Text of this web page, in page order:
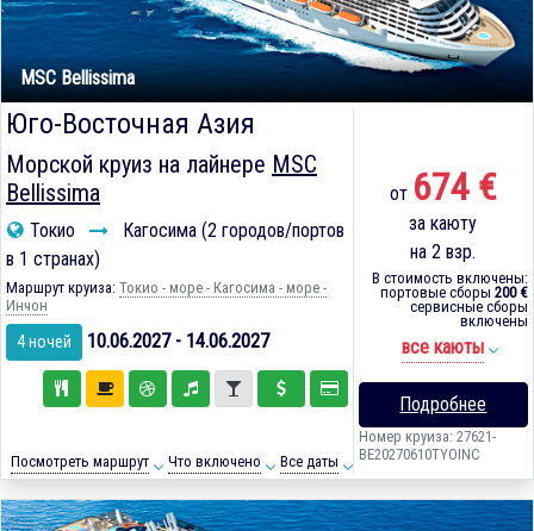
MSC Bellissima
Юго-Восточная Азия
Морской круиз на лайнере MSC
Bellissima
Токио
Кагосима (2 городов/портов
в 1 странах)
Маршрут круиза: Токио - море - Кагосима - море -
Инчон
4 ночей 10.06.2027 - 14.06.2027
Посмотреть маршрут Что включено Все даты
от 674 €
за каюту
на 2 взр.
В стоимость включены:
портовые сборы 200 €
сервисные сборы
включены
все каюты
Подробнее
Номер круиза: 27621-
BE20270610TYOINC